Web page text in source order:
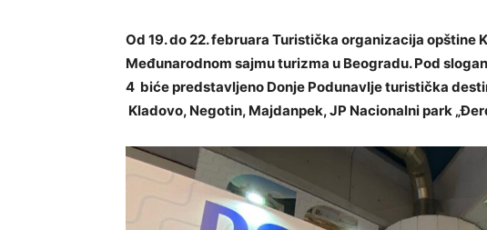
Od 19. do 22. februara Turistička organizacija opštine
Međunarodnom sajmu turizma u Beogradu. Pod
4 biće predstavljeno Donje Podunavlje turistička
Kladovo, Negotin, Majdanpek, JP Nacionalni park